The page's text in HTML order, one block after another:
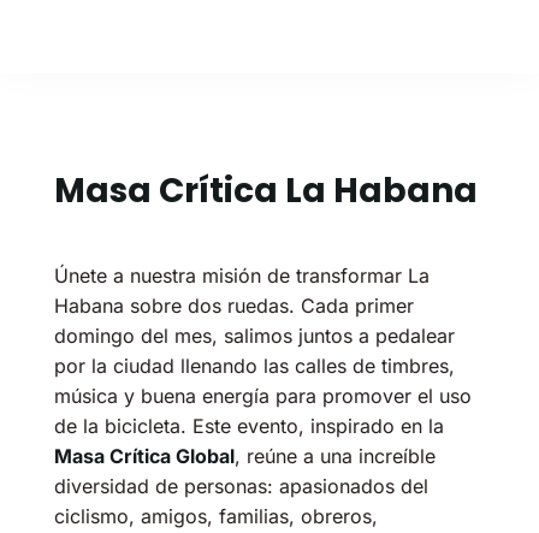
Masa Crítica La Habana
Únete a nuestra misión de transformar La
Habana sobre dos ruedas. Cada primer
domingo del mes, salimos juntos a pedalear
por la ciudad llenando las calles de timbres,
música y buena energía para promover el uso
de la bicicleta. Este evento, inspirado en la
Masa Crítica Global, reúne a una increíble
diversidad de personas: apasionados del
ciclismo, amigos, familias, obreros,